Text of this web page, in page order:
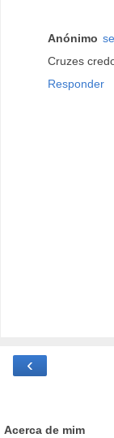
Anónimo
Cruzes
Responder
‹
Acerca de mim